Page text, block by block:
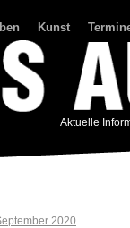
Kunst
Aktuelle
2020